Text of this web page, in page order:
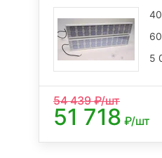
5
54 439₽/шт
51 718 ₽/шт